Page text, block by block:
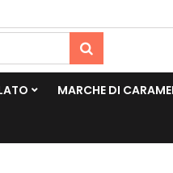
MARCHE DI